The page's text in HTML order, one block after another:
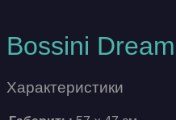
Bossini
Характеристики